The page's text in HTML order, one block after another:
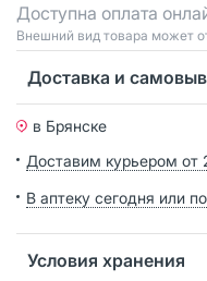
Доступна оплата
Bнешний вид товара может
Доставка и
в Брянске
Доставим курьером от
В аптеку сегодня или
Условия хранения